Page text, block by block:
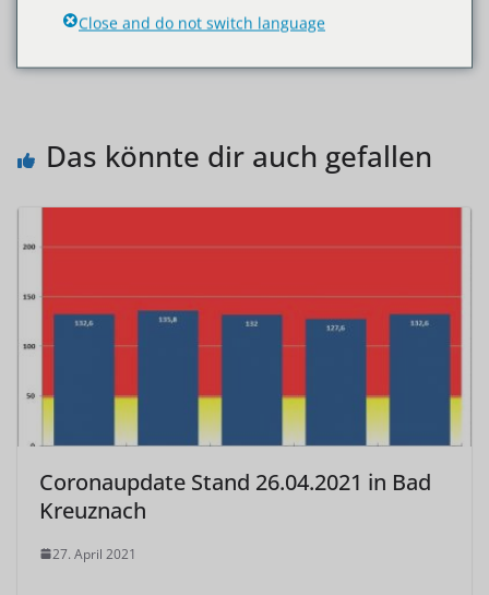
Das könnte dir auch gefallen
Coronaupdate Stand 26.04.2021 in Bad
Kreuznach
27. April 2021
Close and do not switch language